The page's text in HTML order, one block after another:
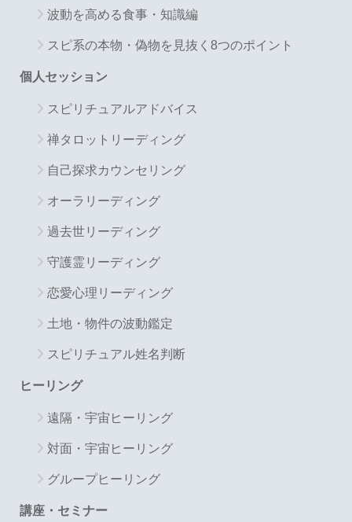
波動を高める食事・知識編
スピ系の本物・偽物を見抜く8つのポイント
個人セッション
スピリチュアルアドバイス
禅タロットリーディング
自己探求カウンセリング
オーラリーディング
過去世リーディング
守護霊リーディング
恋愛心理リーディング
土地・物件の波動鑑定
スピリチュアル姓名判断
ヒーリング
遠隔・宇宙ヒーリング
対面・宇宙ヒーリング
グループヒーリング
講座・セミナー